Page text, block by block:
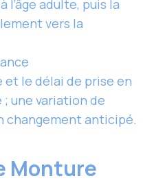
l’âge adulte, puis la
vers la
et le délai de prise en
; une variation de
changement anticipé.
Monture